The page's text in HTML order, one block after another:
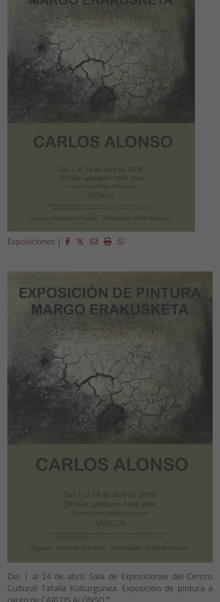
Exposiciones | Facebook
Twitter
EmailImprimirWhatsapp
Del 1 al 24 de abril. Sala de Exposiciones del Centro
Cultural Tafalla Kulturgunea. Exposición de pintura a